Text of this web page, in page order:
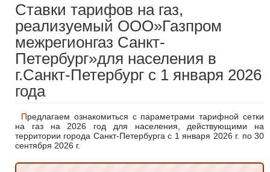
Ставки тарифов на газ,
реализуемый ООО»Газпром
межрегионгаз Санкт-
Петербург»для населения в
г.Санкт-Петербург с 1 января 2026
года
Предлагаем ознакомиться с параметрами тарифной сетки
на газ на 2026 год для населения, действующими на
территории города Санкт-Петербурга с 1 января 2026 г. по 30
сентября 2026 г.